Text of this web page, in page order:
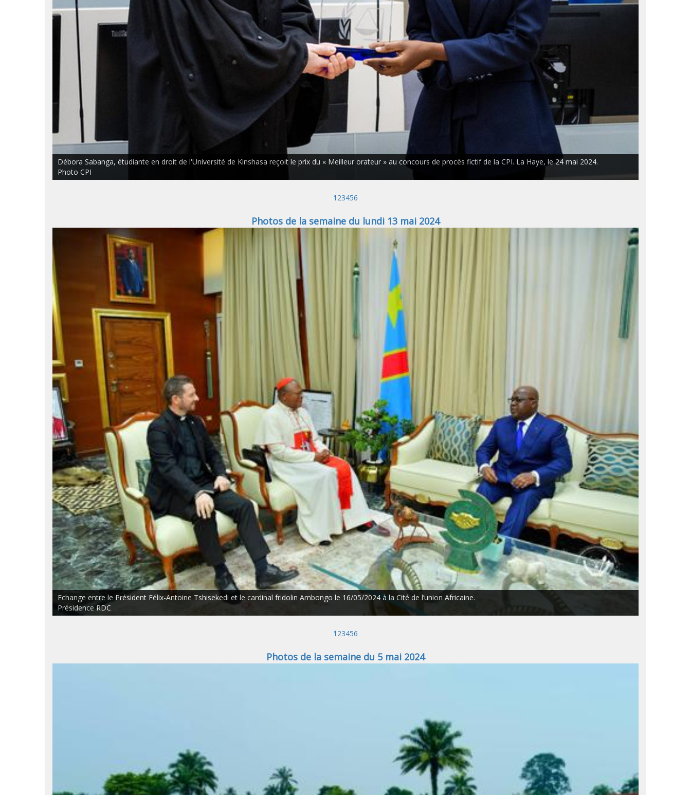
Débora Sabanga, étudiante en droit de l'Université de Kinshasa reçoit le prix du « Meilleur orateur » au concours de procès fictif de la CPI. La Haye, le 24 mai 2024.
Photo CPI
123456
Photos de la semaine du lundi 13 mai 2024
Echange entre le Président Félix-Antoine Tshisekedi et le cardinal fridolin Ambongo le 16/05/2024 à la Cité de l’union Africaine.
Présidence RDC
123456
Photos de la semaine du 5 mai 2024